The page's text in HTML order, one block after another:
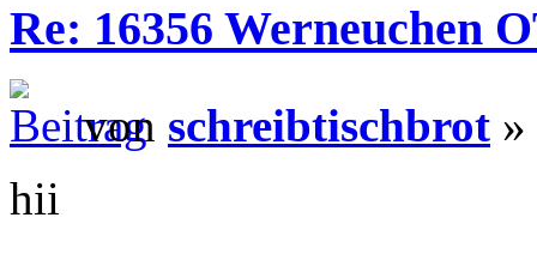
Re: 16356 Werneuchen
von schreibtischbrot
hii